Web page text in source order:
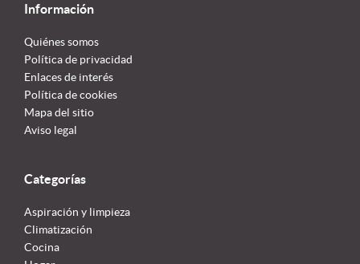
Información
Quiénes somos
Política de privacidad
Enlaces de interés
Política de cookies
Mapa del sitio
Aviso legal
Categorías
Aspiración y limpieza
Climatización
Cocina